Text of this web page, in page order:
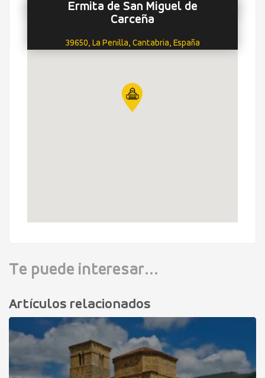
Ermita de San Miguel de
Carceña
39650, La Penilla, Cantabria, España
Te puede interesar...
Artículos relacionados